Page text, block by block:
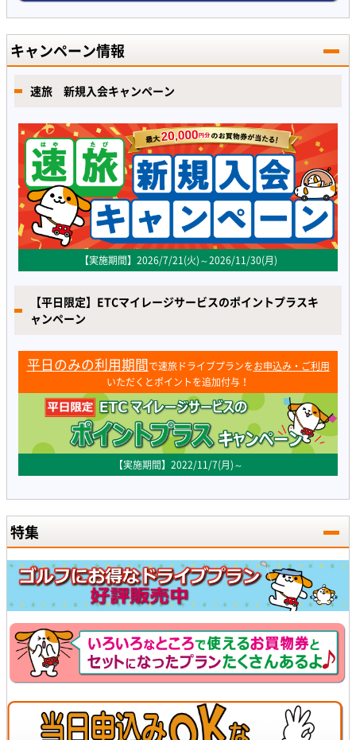
キャンペーン情報
速旅 新規入会キャンペーン
【実施期間】2026/7/21(火)～2026/11/30(月)
【平日限定】ETCマイレージサービスのポイントプラスキ
ャンペーン
平日のみの利用期間で速旅ドライブプランをお申込み・ご利用
いただくとポイントを追加付与！
【実施期間】2022/11/7(月)～
特集